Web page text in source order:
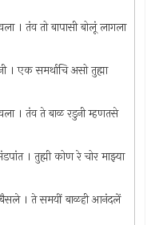
। तंव तो बापासी बोलूं लागला
एक समर्थाचि असो तुह्मा
। तंव ते बाळ रडुनी म्हणतसे
। तुह्मी कोण रे चोर माझ्या
बैसले । ते समयीं बाळही आनंदलें